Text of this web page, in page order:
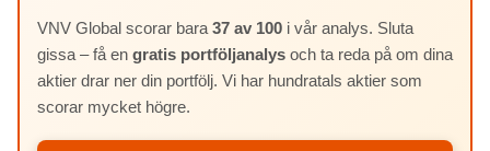
VNV Global scorar bara 37 av 100 i vår analys. Sluta
gissa – få en gratis portföljanalys och ta reda på om dina
aktier drar ner din portfölj. Vi har hundratals aktier som
scorar mycket högre.